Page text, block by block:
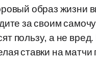
образ жизни
за своим
пользу, а не
ставки на